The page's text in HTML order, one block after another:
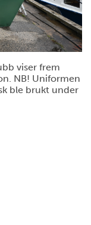
viser frem
NB! Uniformen
ble brukt under